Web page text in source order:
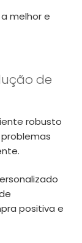
melhor e
de
robusto
positiva e